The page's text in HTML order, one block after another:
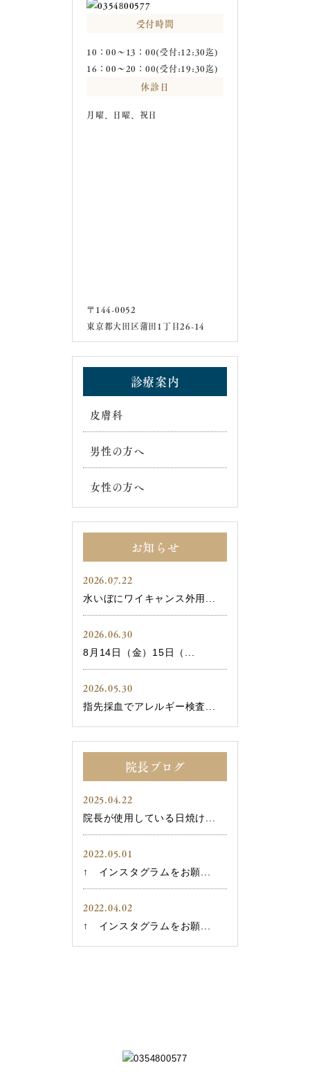
受付時間
10：00～13：00(受付:12:30迄)
16：00～20：00(受付:19:30迄)
休診日
月曜、日曜、祝日
〒144-0052
東京都大田区蒲田1丁目26-14
診療案内
皮膚科
男性の方へ
女性の方へ
お知らせ
2026.07.22
水いぼにワイキャンス外用...
2026.06.30
8月14日（金）15日（...
2026.05.30
指先採血でアレルギー検査...
院長ブログ
2025.04.22
院長が使用している日焼け...
2022.05.01
↑ インスタグラムをお願...
2022.04.02
↑ インスタグラムをお願...